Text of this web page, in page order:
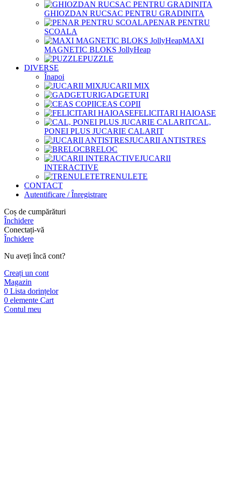
GHIOZDAN RUCSAC PENTRU GRADINITA
PENAR PENTRU
SCOALA
MAXI
MAGNETIC BLOKS JollyHeap
PUZZLE
DIVERSE
Înapoi
JUCARII MIX
GADGETURI
CEAS COPII
FELICITARI HAIOASE
CAL,
PONEI PLUS JUCARIE CALARIT
JUCARII ANTISTRES
BRELOC
JUCARII
INTERACTIVE
TRENULETE
CONTACT
Autentificare / Înregistrare
Coș de cumpărături
Închidere
Conectați-vă
Închidere
Nu aveți încă cont?
Creați un cont
Magazin
0 Lista dorințelor
0 elemente Cart
Contul meu